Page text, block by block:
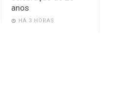
anos
HÁ 3 HORAS